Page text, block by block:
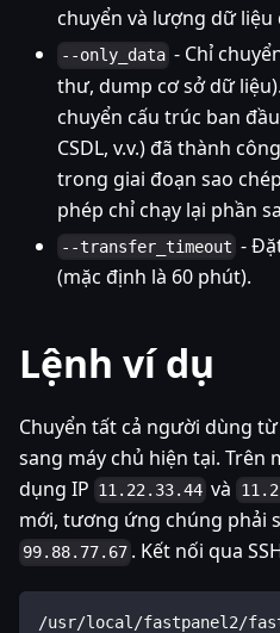
chuyển và lượng dữ liệu
--only_data - Chỉ
thư, dump cơ sở dữ
chuyển cấu trúc ban
CSDL, v.v.) đã thành
trong giai đoạn sao
phép chỉ chạy lại phần
--transfer_timeout -
(mặc định là 60 phút).
Lệnh ví dụ
Chuyển tất cả người dùng
sang máy chủ hiện tại. Trên
dụng IP 11.22.33.44 và
mới, tương ứng chúng phải
99.88.77.67 . Kết nối qua
/usr/local/fastpanel2/